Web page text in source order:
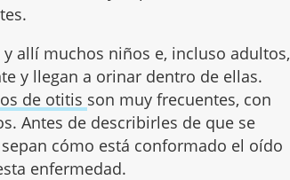
allí muchos niños e, incluso adultos,
y llegan a orinar dentro de ellas.
de otitis son muy frecuentes, con
Antes de describirles de que se
cómo está conformado el oído
enfermedad.